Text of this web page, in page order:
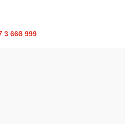
3 666 999